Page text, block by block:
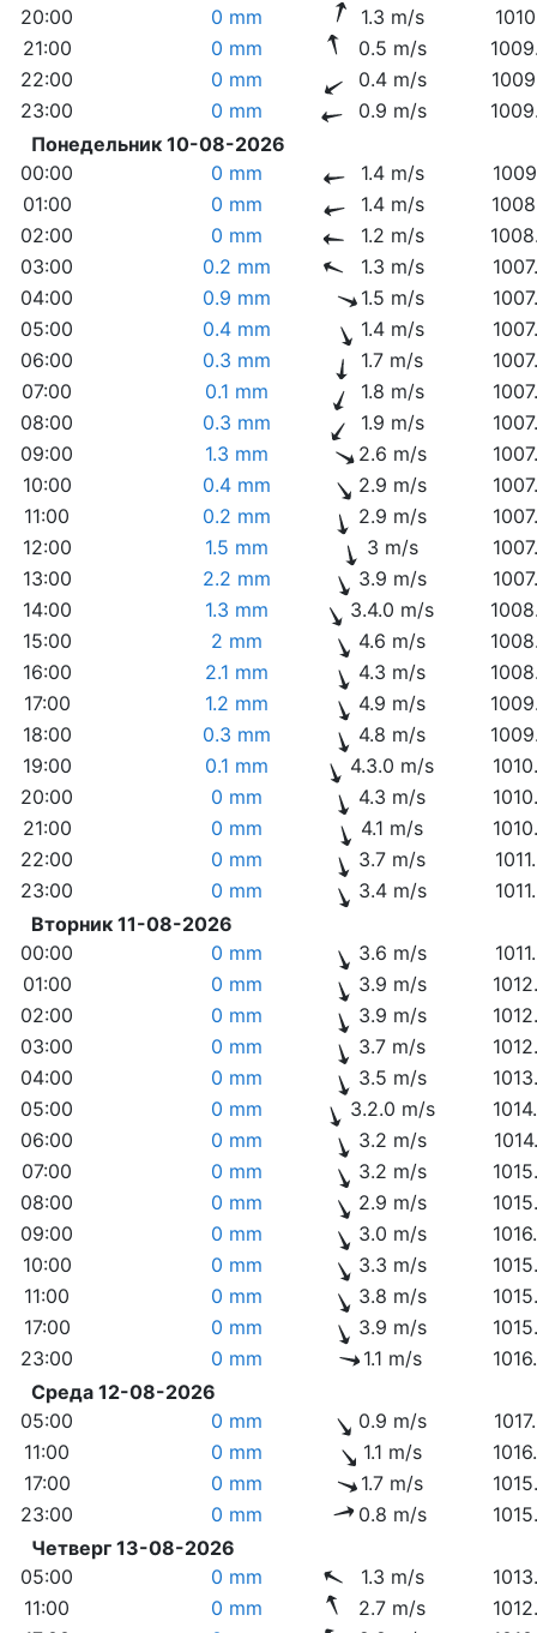
20:00
0 mm 1.3 m/s
21:00
0 mm 0.5 m/s
22:00
0 mm 0.4 m/s
23:00
0 mm 0.9 m/s
Понедельник 10-08-2026
00:00
0 mm 1.4 m/s
01:00
0 mm 1.4 m/s
02:00
0 mm 1.2 m/s
03:00
0.2 mm 1.3 m/s
04:00
0.9 mm 1.5 m/s
05:00
0.4 mm 1.4 m/s
06:00
0.3 mm 1.7 m/s
07:00
0.1 mm 1.8 m/s
08:00
0.3 mm 1.9 m/s
09:00
1.3 mm 2.6 m/s
10:00
0.4 mm 2.9 m/s
11:00
0.2 mm 2.9 m/s
12:00
1.5 mm 3 m/s
13:00
2.2 mm 3.9 m/s
14:00
1.3 mm 3.4.0 m/s
15:00
2 mm 4.6 m/s
16:00
2.1 mm 4.3 m/s
17:00
1.2 mm 4.9 m/s
18:00
0.3 mm 4.8 m/s
19:00
0.1 mm 4.3.0 m/s
20:00
0 mm 4.3 m/s
21:00
0 mm 4.1 m/s
22:00
0 mm 3.7 m/s
23:00
0 mm 3.4 m/s
Вторник 11-08-2026
00:00
0 mm 3.6 m/s
01:00
0 mm 3.9 m/s
02:00
0 mm 3.9 m/s
03:00
0 mm 3.7 m/s
04:00
0 mm 3.5 m/s
05:00
0 mm 3.2.0 m/s
06:00
0 mm 3.2 m/s
07:00
0 mm 3.2 m/s
08:00
0 mm 2.9 m/s
09:00
0 mm 3.0 m/s
10:00
0 mm 3.3 m/s
11:00
0 mm 3.8 m/s
17:00
0 mm 3.9 m/s
23:00
0 mm 1.1 m/s
Среда 12-08-2026
05:00
0 mm 0.9 m/s
11:00
0 mm 1.1 m/s
17:00
0 mm 1.7 m/s
23:00
0 mm 0.8 m/s
Четверг 13-08-2026
05:00
0 mm 1.3 m/s
11:00
0 mm 2.7 m/s